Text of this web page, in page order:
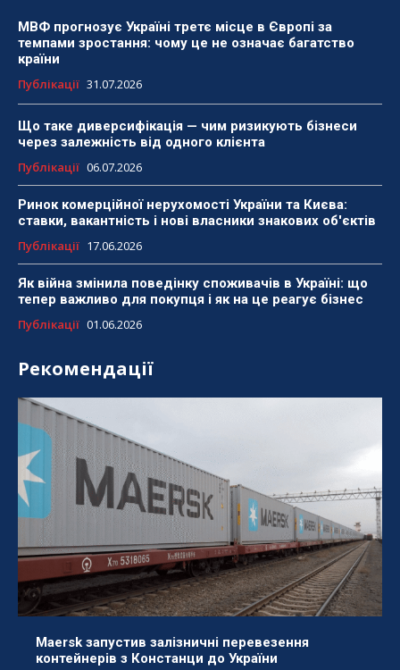
МВФ прогнозує Україні третє місце в Європі за
темпами зростання: чому це не означає багатство
країни
Публікації 31.07.2026
Що таке диверсифікація — чим ризикують бізнеси
через залежність від одного клієнта
Публікації 06.07.2026
Ринок комерційної нерухомості України та Києва:
ставки, вакантність і нові власники знакових об'єктів
Публікації 17.06.2026
Як війна змінила поведінку споживачів в Україні: що
тепер важливо для покупця і як на це реагує бізнес
Публікації 01.06.2026
Рекомендації
Maersk запустив залізничні перевезення
контейнерів з Констанци до України